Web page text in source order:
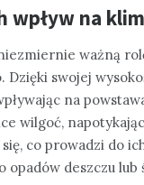
wpływ na
ważną
Dzięki swojej
na
wilgoć,
co prowadzi do
opadów deszczu lub